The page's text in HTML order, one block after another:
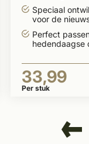
Speciaal
voor de
Perfect
hedendaagse
33,99
Per stuk